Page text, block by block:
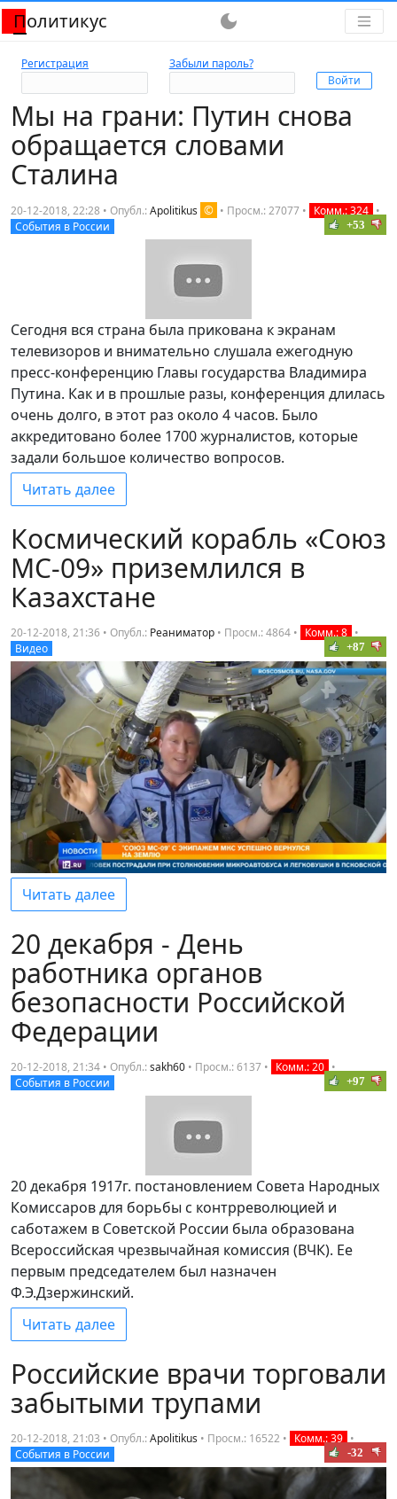
Политикус dark_mode
Регистрация Забыли пароль?
Мы на грани: Путин снова
обращается словами
Сталина
20-12-2018, 22:28 • Опубл.:Apolitikus © • Просм.: 27077 • Комм.: 324 •
События в России
+53
Сегодня вся страна была прикована к экранам
телевизоров и внимательно слушала ежегодную
пресс-конференцию Главы государства Владимира
Путина. Как и в прошлые разы, конференция длилась
очень долго, в этот раз около 4 часов. Было
аккредитовано более 1700 журналистов, которые
задали большое количество вопросов.
Читать далее
Космический корабль «Союз
МС-09» приземлился в
Казахстане
20-12-2018, 21:36 • Опубл.: Реаниматор • Просм.: 4864 • Комм.: 8 •
Видео
+87
Читать далее
20 декабря - День
работника органов
безопасности Российской
Федерации
20-12-2018, 21:34 • Опубл.:sakh60 • Просм.: 6137 • Комм.: 20 •
События в России
+97
20 декабря 1917г. постановлением Совета Народных
Комиссаров для борьбы с контрреволюцией и
саботажем в Советской России была образована
Всероссийская чрезвычайная комиссия (ВЧК). Ее
первым председателем был назначен
Ф.Э.Дзержинский.
Читать далее
Российские врачи торговали
забытыми трупами
20-12-2018, 21:03 • Опубл.:Apolitikus • Просм.: 16522 • Комм.: 39 •
События в России
-32